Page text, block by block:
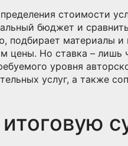
стоимости
бюджет и
подбирает материалы
цены. Но ставка – лишь
уровня
услуг, а также